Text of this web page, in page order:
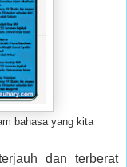
bahasa yang kita
dan terberat